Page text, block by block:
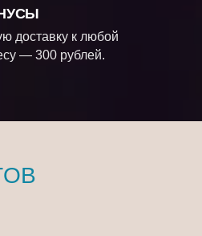
доставку к любой
— 300 рублей.